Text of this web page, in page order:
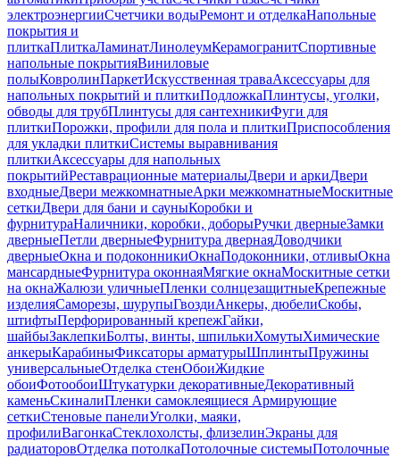
электроэнергииСчетчики водыРемонт и отделкаНапольные
покрытия и
плиткаПлиткаЛаминатЛинолеумКерамогранитСпортивные
напольные покрытияВиниловые
полыКовролинПаркетИскусственная траваАксессуары для
напольных покрытий и плиткиПодложкаПлинтусы, уголки,
обводы для трубПлинтусы для сантехникиФуги для
плиткиПорожки, профили для пола и плиткиПриспособления
для укладки плиткиСистемы выравнивания
плиткиАксессуары для напольных
покрытийРеставрационные материалыДвери и аркиДвери
входныеДвери межкомнатныеАрки межкомнатныеМоскитные
сеткиДвери для бани и сауныКоробки и
фурнитураНаличники, коробки, доборыРучки дверныеЗамки
дверныеПетли дверныеФурнитура двернаяДоводчики
дверныеОкна и подоконникиОкнаПодоконники, отливыОкна
мансардныеФурнитура оконнаяМягкие окнаМоскитные сетки
на окнаЖалюзи уличныеПленки солнцезащитныеКрепежные
изделияСаморезы, шурупыГвоздиАнкеры, дюбелиСкобы,
штифтыПерфорированный крепежГайки,
шайбыЗаклепкиБолты, винты, шпилькиХомутыХимические
анкерыКарабиныФиксаторы арматурыШплинтыПружины
универсальныеОтделка стенОбоиЖидкие
обоиФотообоиШтукатурки декоративныеДекоративный
каменьСкиналиПленки самоклеящиеся Армирующие
сеткиСтеновые панелиУголки, маяки,
профилиВагонкаСтеклохолсты, флизелинЭкраны для
радиаторовОтделка потолкаПотолочные системыПотолочные